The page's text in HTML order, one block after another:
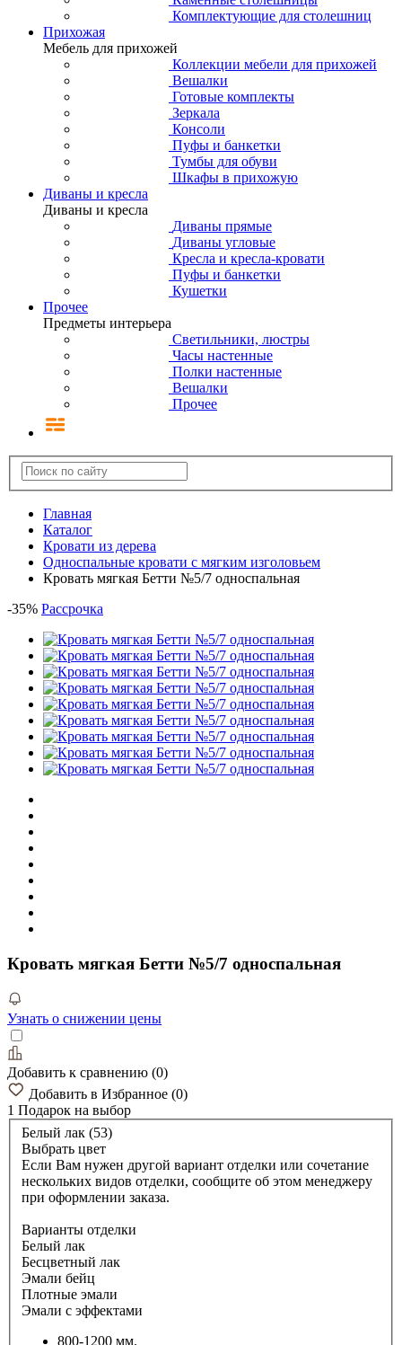
Комплектующие для столешниц
Прихожая
Мебель для прихожей
Коллекции мебели для прихожей
Вешалки
Готовые комплекты
Зеркала
Консоли
Пуфы и банкетки
Тумбы для обуви
Шкафы в прихожую
Диваны и кресла
Диваны и кресла
Диваны прямые
Диваны угловые
Кресла и кресла-кровати
Пуфы и банкетки
Кушетки
Прочее
Предметы интерьера
Светильники, люстры
Часы настенные
Полки настенные
Вешалки
Прочее
Главная
Каталог
Кровати из дерева
Односпальные кровати с мягким изголовьем
Кровать мягкая Бетти №5/7 односпальная
-35% Рассрочка
Кровать мягкая Бетти №5/7 односпальная
Узнать о снижении цены
Добавить к сравнению (0)
Добавить в Избранное (0)
1 Подарок на выбор
Белый лак (53)
Выбрать цвет
Если Вам нужен другой вариант отделки или сочетание
нескольких видов отделки, сообщите об этом менеджеру
при оформлении заказа.
Варианты отделки
Белый лак
Бесцветный лак
Эмали бейц
Плотные эмали
Эмали с эффектами
800-1200 мм.